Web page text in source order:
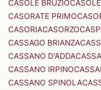
CASOLE BRUZIO
CASORATE PRIMO
CASORIACASORZO
CASSAGO BRIANZA
CASSANO D'ADDA
CASSANO IRPINO
CASSANO SPINOLA